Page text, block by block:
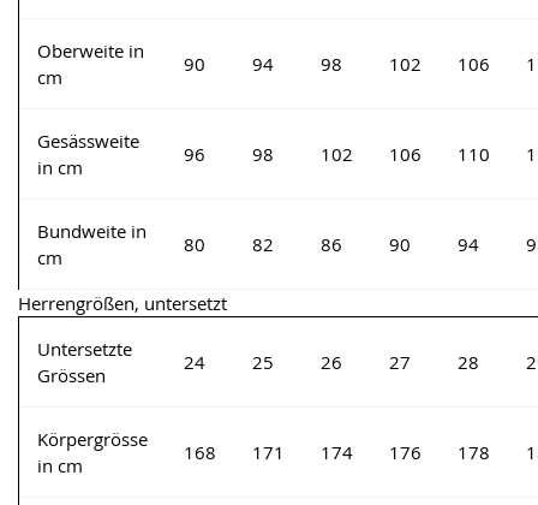
Oberweite in
cm
90 94 98 102 106
Gesässweite
in cm
96 98 102 106 110
Bundweite in
cm
80 82 86 90 94
Herrengrößen, untersetzt
Untersetzte
Grössen
24 25 26 27 28
Körpergrösse
in cm
168 171 174 176 178